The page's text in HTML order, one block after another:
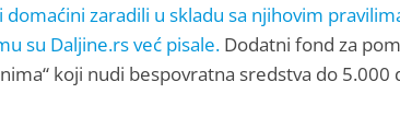
zaradili u skladu sa njihovim
su Daljine.rs već pisale.Dodatni fond za
koji nudi bespovratna sredstva do 5.000